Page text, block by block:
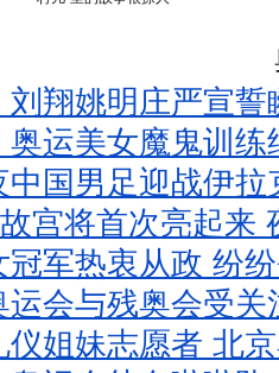
刘翔姚明庄严宣
奥运美女魔鬼训
中国男足迎战伊
宫将首次亮起来
冠军热衷从政 纷
运会与残奥会受
仪姐妹志愿者 北